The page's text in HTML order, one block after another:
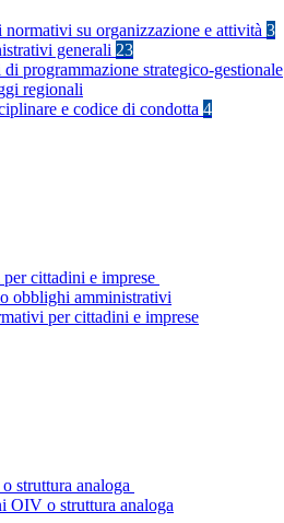
su organizzazione e attività 3
generali 23
programmazione strategico-gestionale
regionali
e codice di condotta 4
cittadini e imprese
obblighi amministrativi
per cittadini e imprese
struttura analoga
OIV o struttura analoga